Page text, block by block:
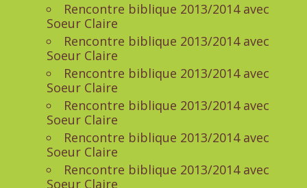
Rencontre biblique 2013/2014 avec
Soeur Claire
Rencontre biblique 2013/2014 avec
Soeur Claire
Rencontre biblique 2013/2014 avec
Soeur Claire
Rencontre biblique 2013/2014 avec
Soeur Claire
Rencontre biblique 2013/2014 avec
Soeur Claire
Rencontre biblique 2013/2014 avec
Soeur Claire